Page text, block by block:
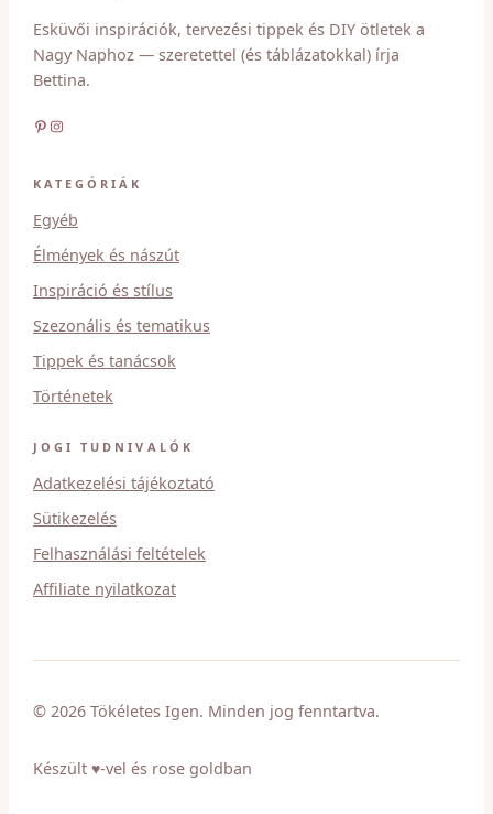
Esküvői inspirációk, tervezési tippek és DIY ötletek a
Nagy Naphoz — szeretettel (és táblázatokkal) írja
Bettina.
Pinterest Instagram
KATEGÓRIÁK
Egyéb
Élmények és nászút
Inspiráció és stílus
Szezonális és tematikus
Tippek és tanácsok
Történetek
JOGI TUDNIVALÓK
Adatkezelési tájékoztató
Sütikezelés
Felhasználási feltételek
Affiliate nyilatkozat
© 2026 Tökéletes Igen. Minden jog fenntartva.
Készült ♥-vel és rose goldban